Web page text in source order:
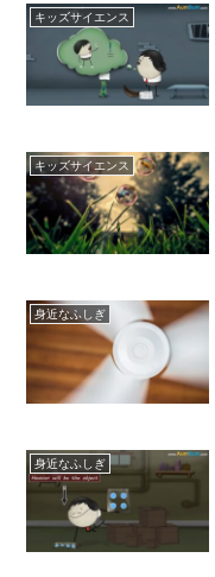
キッズサイエンス
キッズサイエンス
身近なふしぎ
身近なふしぎ